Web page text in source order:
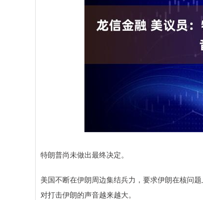
特朗普尚未做出最终决定。
美国不断在伊朗周边集结兵力，要求伊朗在核问
对打击伊朗的声音越来越大。